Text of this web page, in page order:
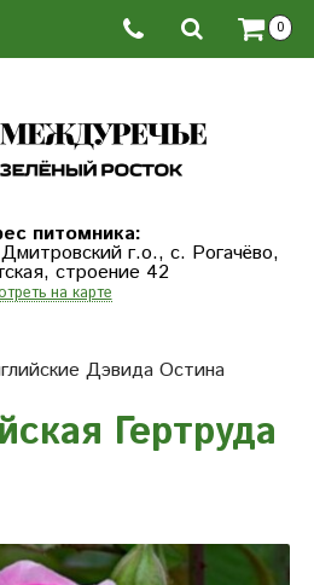
0
питомника:
г.о., с. Рогачёво,
строение 42
на карте
Дэвида Остина
Гертруда